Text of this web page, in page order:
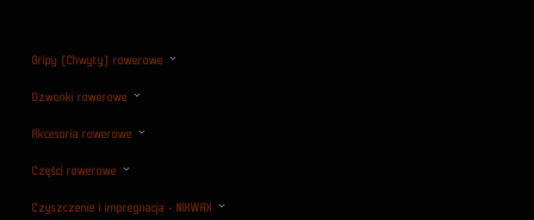
Gripy (Chwyty) rowerowe
Dzwonki rowerowe
Akcesoria rowerowe
Części rowerowe
Czyszczenie i impregnacja - NIKWAX